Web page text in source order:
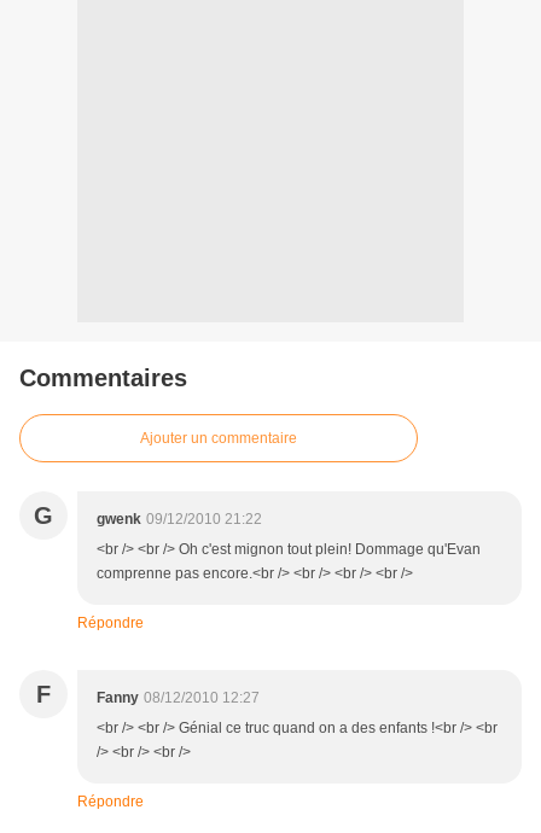
Commentaires
Ajouter un commentaire
G gwenk 09/12/2010 21:22
<br /> <br /> Oh c'est mignon tout plein! Dommage qu'Evan
comprenne pas encore.<br /> <br /> <br /> <br />
Répondre
F Fanny 08/12/2010 12:27
<br /> <br /> Génial ce truc quand on a des enfants !<br /> <br
/> <br /> <br />
Répondre